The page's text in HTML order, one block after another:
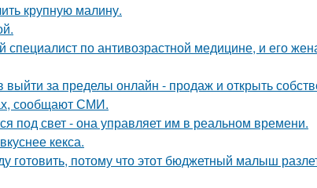
крупную малину.
специалист по антивозрастной медицине, и его
выйти за пределы онлайн - продаж и открыть
сообщают СМИ.
под свет - она управляет им в реальном времени.
кекса.
готовить, потому что этот бюджетный малыш